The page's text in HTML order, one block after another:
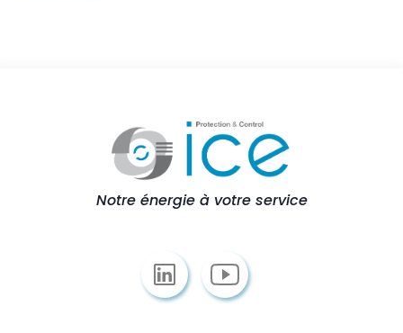
Notre énergie à votre service